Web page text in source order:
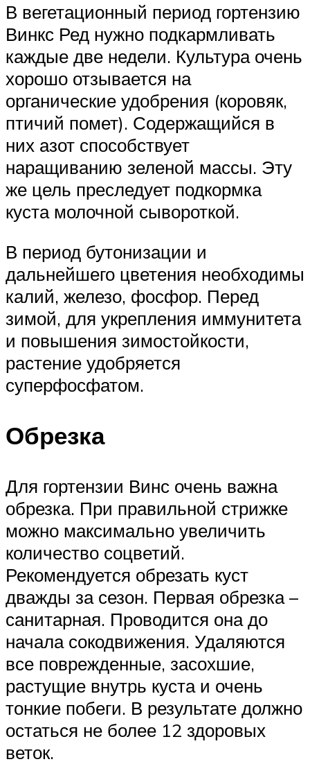
В вегетационный период гортензию
Винкс Ред нужно подкармливать
каждые две недели. Культура очень
хорошо отзывается на
органические удобрения (коровяк,
птичий помет). Содержащийся в
них азот способствует
наращиванию зеленой массы. Эту
же цель преследует подкормка
куста молочной сывороткой.
В период бутонизации и
дальнейшего цветения необходимы
калий, железо, фосфор. Перед
зимой, для укрепления иммунитета
и повышения зимостойкости,
растение удобряется
суперфосфатом.
Обрезка
Для гортензии Винс очень важна
обрезка. При правильной стрижке
можно максимально увеличить
количество соцветий.
Рекомендуется обрезать куст
дважды за сезон. Первая обрезка –
санитарная. Проводится она до
начала сокодвижения. Удаляются
все поврежденные, засохшие,
растущие внутрь куста и очень
тонкие побеги. В результате должно
остаться не более 12 здоровых
веток.